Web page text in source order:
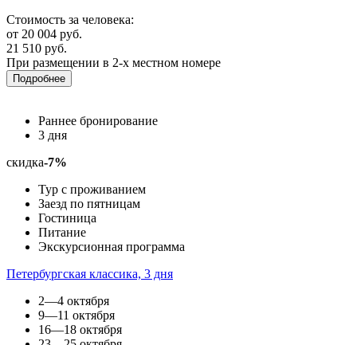
Стоимость за человека:
от 20 004 руб.
21 510 руб.
При размещении в 2-х местном номере
Подробнее
Раннее бронирование
3 дня
скидка-7%
Тур с проживанием
Заезд по пятницам
Гостиница
Питание
Экскурсионная программа
Петербургская классика, 3 дня
2—4 октября
9—11 октября
16—18 октября